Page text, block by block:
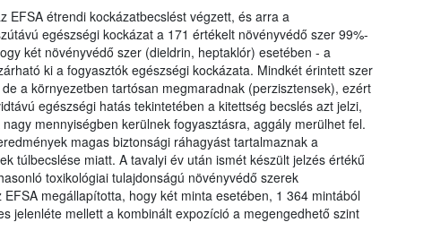
EFSA étrendi kockázatbecslést végzett, és arra a
egészségi kockázat a 171 értékelt növényvédő szer 99%-
két növényvédő szer (dieldrin, heptaklór) esetében - a
ki a fogyasztók egészségi kockázata. Mindkét érintett szer
a környezetben tartósan megmaradnak (perzisztensek), ezért
egészségi hatás tekintetében a kitettség becslés azt jelzi,
mennyiségben kerülnek fogyasztásra, aggály merülhet fel.
magas biztonsági ráhagyást tartalmaznak a
túlbecslése miatt. A tavalyi év után ismét készült jelzés értékű
toxikológiai tulajdonságú növényvédő szerek
megállapította, hogy két minta esetében, 1 364 mintából
jelenléte mellett a kombinált expozíció a megengedhető szint